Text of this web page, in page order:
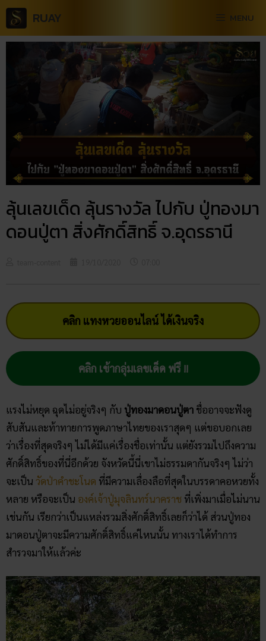
RUAY MENU
ลุ้นเลขเด็ด ลุ้นรางวัล ไปกับ ปู่ทองมา
ดอนปู่ตา สิ่งศักดิ์สิทธิ์ จ.อุดรธานี
คลิก แทงหวยออนไลน์ ได้เงินจริง
คลิก เข้ากลุ่มเลขเด็ด ฟรี !!
แรงไม่หยุด ฉุดไม่อยู่จริงๆ กับ ปู่ทองมาดอนปู่ตา ชื่ออาจจะฟังดู
สับสันและท้าทายการพูดภาษาไทยของเราสุดๆ แต่ขอบอกเลย
ว่าเรื่องที่สุดจริงๆ ไม่ได้มีแค่เรื่องชื่อเท่านั้น แต่ยังรวมไปถึงความ
ศักดิ์สิทธิ์ของที่นี่อีกด้วย จังหวัดนี้นี่เขาไม่ธรรมดากันจริงๆ ไม่ว่า
จะเป็น วัดป่าคำชะโนด ที่มีความเลื่องลือที่สุดในบรรดาคอหวยทั้ง
หลาย หรือจะเป็น องค์เจ้าปู่มุจลินทร์นาคราช ที่เพิ่งมาเมื่อไม่นาน
เช่นกัน เรียกว่าเป็นแหล่งรวมสิ่งศักดิ์สิทธิ์เลยก็ว่าได้ ส่วนปู่ทอง
มาดอนปู่ตาจะมีความศักดิ์สิทธิ์แค่ไหนนั้น ทางเราได้ทำการ
สำรวจมาให้แล้วค่ะ